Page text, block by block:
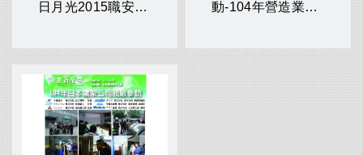
日月光2015職安月
動-104年營造業安
建工程施工安全觀
摩及實務解說